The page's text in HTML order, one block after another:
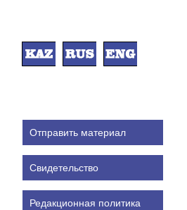
Отправить материал
Свидетельство
Редакционная политика